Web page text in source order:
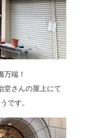
万端！
堂さんの屋上にて
です。